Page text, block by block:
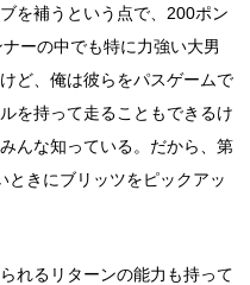
を補うという点で、200ポン
ーの中でも特に力強い大男
ど、俺は彼らをパスゲームで
を持って走ることもできるけ
んな知っている。だから、第
ときにブリッツをピックアッ
れるリターンの能力も持って